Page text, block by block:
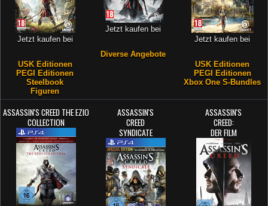
Jetzt kaufen bei
USK Editionen
PEGI Editionen
Steelbook
Figuren
Jetzt kaufen bei
Diverse Angebote
Jetzt kaufen bei
USK Editionen
PEGI Editionen
Xbox One S-Bundles
ASSASSIN'S CREED THE EZIO
COLLECTION
ASSASSIN'S
CREED
SYNDICATE
ASSASSIN'S
CREED:
DER FILM